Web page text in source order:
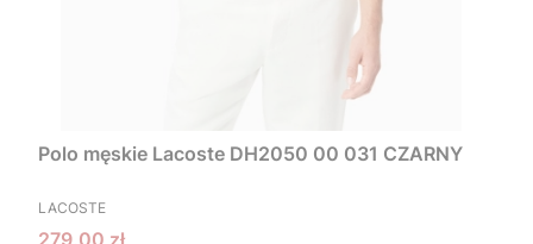
Polo męskie Lacoste DH2050 00 031 CZARNY
PRODUCENT
LACOSTE
Cena promocyjna